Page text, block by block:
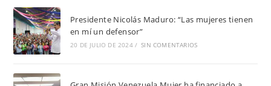
Presidente Nicolás Maduro: “Las mujeres tienen
en mí un defensor”
20 DE JULIO DE 2024 / SIN COMENTARIOS